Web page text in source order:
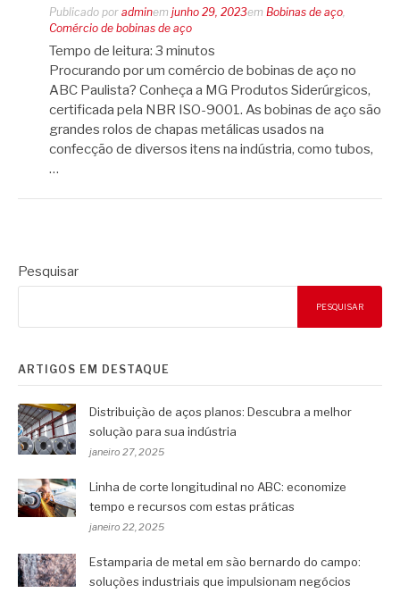
Publicado por adminem junho 29, 2023em Bobinas de aço
Comércio de bobinas de aço
Tempo de leitura: 3 minutos
Procurando por um comércio de bobinas de aço no
ABC Paulista? Conheça a MG Produtos Siderúrgicos,
certificada pela NBR ISO-9001. As bobinas de aço são
grandes rolos de chapas metálicas usados na
confecção de diversos itens na indústria, como tubos,
…
Pesquisar
PESQUISAR
ARTIGOS EM DESTAQUE
Distribuição de aços planos: Descubra a melhor
solução para sua indústria
janeiro 27, 2025
Linha de corte longitudinal no ABC: economize
tempo e recursos com estas práticas
janeiro 22, 2025
Estamparia de metal em são bernardo do campo:
soluções industriais que impulsionam negócios